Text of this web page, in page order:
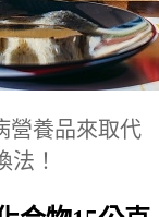
營養品來取代
法！